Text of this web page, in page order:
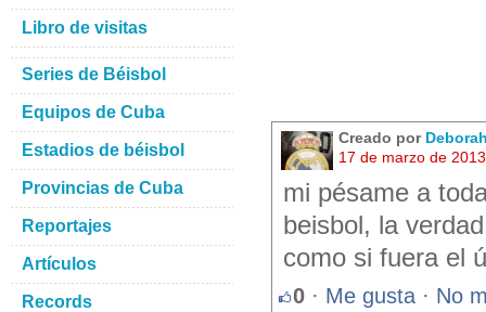
Creado por
17 de marzo de
mi pésame a
beisbol, la
como si fuera el
0 · Me gusta · No
Libro de visitas
Series de Béisbol
Equipos de Cuba
Estadios de béisbol
Provincias de Cuba
Reportajes
Artículos
Records